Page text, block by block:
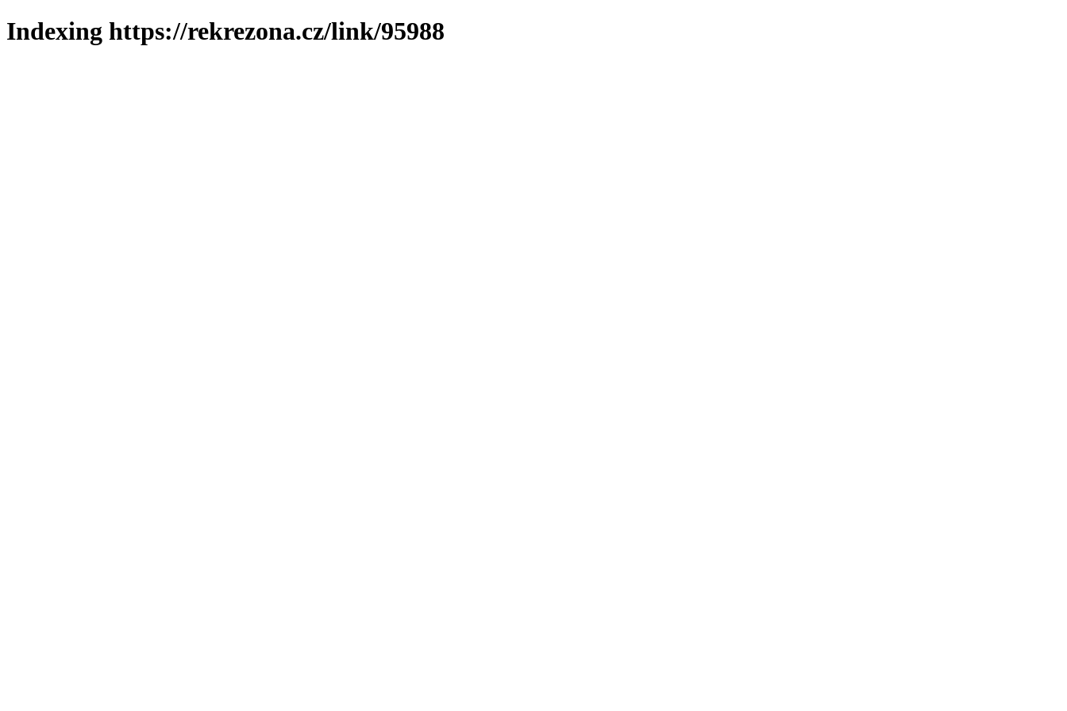
Indexing https://rekrezona.cz/link/95988